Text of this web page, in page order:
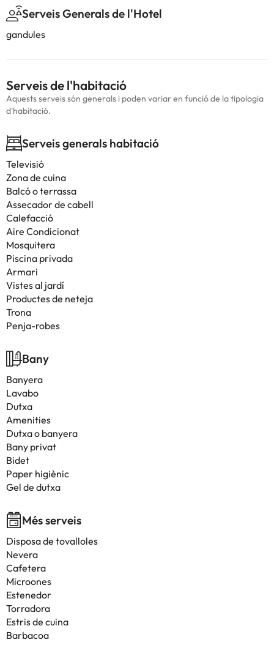
Serveis Generals de l'Hotel
gandules
Serveis de l'habitació
Aquests serveis són generals i poden variar en funció de la tipologia
d'habitació.
Serveis generals habitació
Televisió
Zona de cuina
Balcó o terrassa
Assecador de cabell
Calefacció
Aire Condicionat
Mosquitera
Piscina privada
Armari
Vistes al jardí
Productes de neteja
Trona
Penja-robes
Bany
Banyera
Lavabo
Dutxa
Amenities
Dutxa o banyera
Bany privat
Bidet
Paper higiènic
Gel de dutxa
Més serveis
Disposa de tovalloles
Nevera
Cafetera
Microones
Estenedor
Torradora
Estris de cuina
Barbacoa